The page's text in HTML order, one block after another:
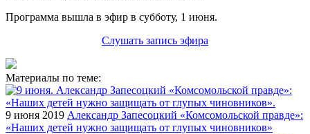
Программа вышла в эфир в субботу, 1 июня.
Слушать запись эфира
Материалы по теме:
9 июня 2019 Александр Запесоцкий «Комсомольской правде»:
«Наших детей нужно защищать от глупых чиновников»